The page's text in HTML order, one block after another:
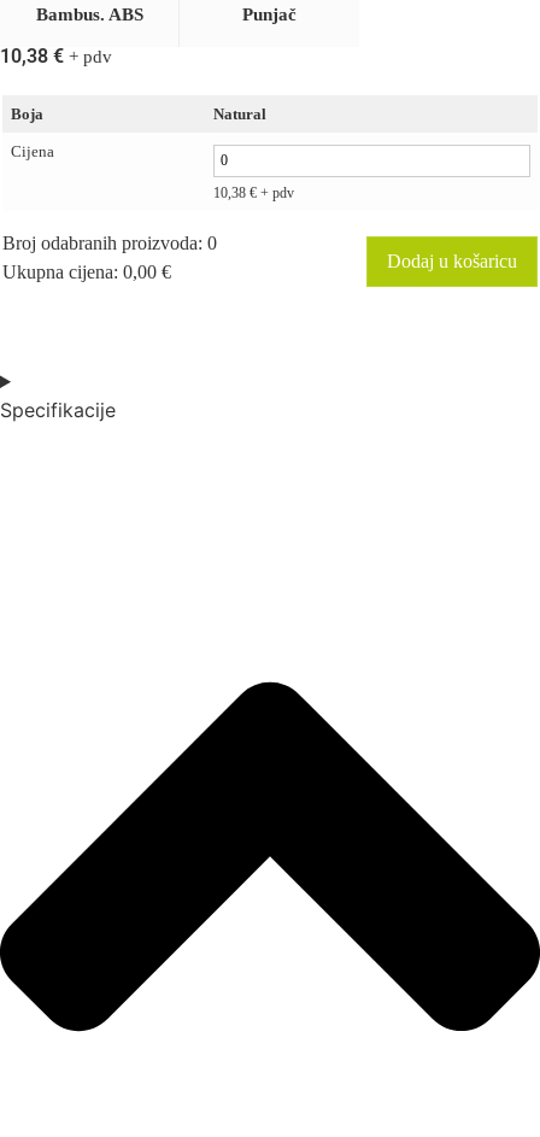
Bambus. ABS Punjač
10,38 € + pdv
Boja Natural
Cijena
10,38 € + pdv
Broj odabranih proizvoda: 0
Ukupna cijena: 0,00 €
Your
total
is
Dodaj u košaricu
Specifikacije